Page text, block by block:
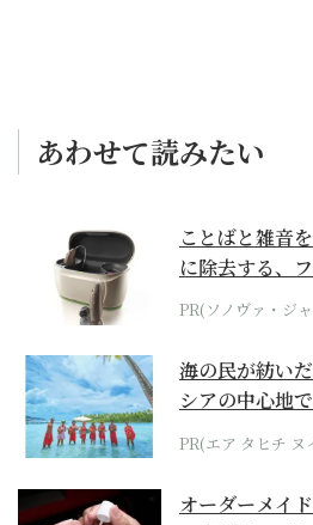
あわせて読みたい
ことばと雑音
に除去する、
位モデル
PR(ソノヴァ・ジ
海の民が紡い
シアの中心地
らみえてくる...
PR(エア タヒチ ヌ
オーダーメイ